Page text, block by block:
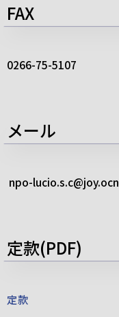
FAX
0266-75-5107
メール
npo-
定款(PDF)
定款